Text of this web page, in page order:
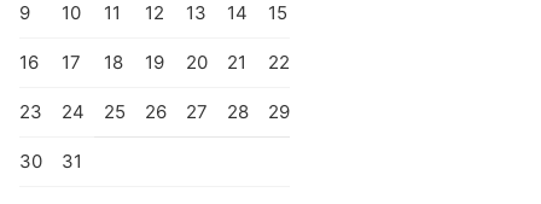
9 10 11 12 13 14 15
16 17 18 19 20 21 22
23 24 25 26 27 28 29
30 31